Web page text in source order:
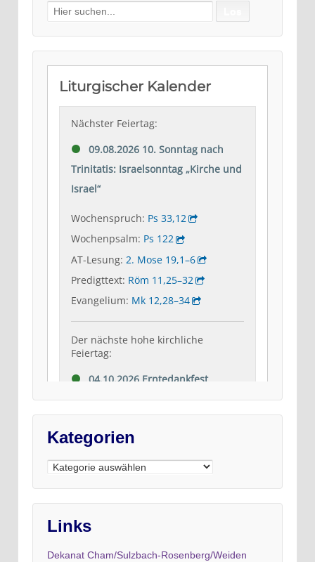
Search
Kategorien
Kategorien
Links
Dekanat Cham/Sulzbach-Rosenberg/Weiden